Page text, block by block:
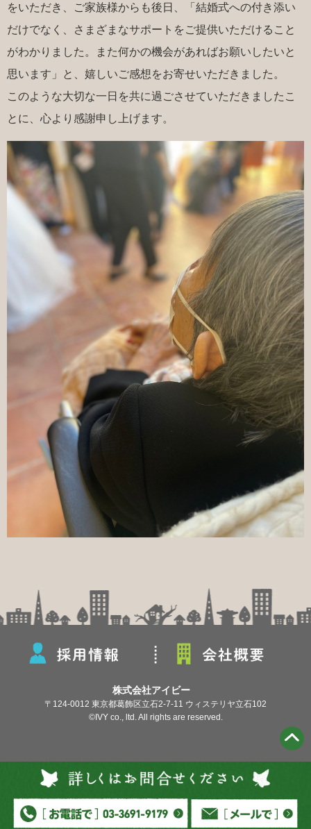
をいただき、ご家族様からも後日、「結婚式への付き添い
だけでなく、さまざまなサポートをご提供いただけること
がわかりました。また何かの機会があればお願いしたいと
思います」と、嬉しいご感想をお寄せいただきました。
このような大切な一日を共に過ごさせていただきましたこ
とに、心より感謝申し上げます。
株式会社アイビー
〒124-0012 東京都葛飾区立石2-7-11 ウィステリヤ立石102
©IVY co., ltd. All rights are reserved.